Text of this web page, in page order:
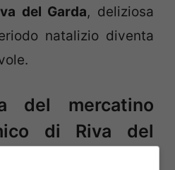
del Garda, deliziosa
natalizio diventa
del mercatino
di Riva del